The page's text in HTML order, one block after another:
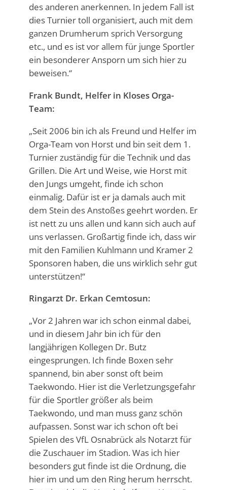
des anderen anerkennen. In jedem Fall ist
dies Turnier toll organisiert, auch mit dem
ganzen Drumherum sprich Versorgung
etc., und es ist vor allem für junge Sportler
ein besonderer Ansporn um sich hier zu
beweisen.“
Frank Bundt, Helfer in Kloses Orga-
Team:
„Seit 2006 bin ich als Freund und Helfer im
Orga-Team von Horst und bin seit dem 1.
Turnier zuständig für die Technik und das
Grillen. Die Art und Weise, wie Horst mit
den Jungs umgeht, finde ich schon
einmalig. Dafür ist er ja damals auch mit
dem Stein des Anstoßes geehrt worden. Er
ist nett zu uns allen und kann sich auch auf
uns verlassen. Großartig finde ich, dass wir
mit den Familien Kuhlmann und Kramer 2
Sponsoren haben, die uns wirklich sehr gut
unterstützen!“
Ringarzt Dr. Erkan Cemtosun:
„Vor 2 Jahren war ich schon einmal dabei,
und in diesem Jahr bin ich für den
langjährigen Kollegen Dr. Butz
eingesprungen. Ich finde Boxen sehr
spannend, bin aber sonst oft beim
Taekwondo. Hier ist die Verletzungsgefahr
für die Sportler größer als beim
Taekwondo, und man muss ganz schön
aufpassen. Sonst war ich schon oft bei
Spielen des VfL Osnabrück als Notarzt für
die Zuschauer im Stadion. Was ich hier
besonders gut finde ist die Ordnung, die
hier im und um den Ring herum herrscht.